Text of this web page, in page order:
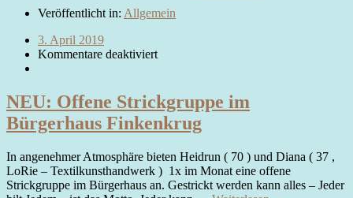
Veröffentlicht in: Allgemein
3. April 2019
Kommentare deaktiviert
NEU: Offene Strickgruppe im
Bürgerhaus Finkenkrug
In angenehmer Atmosphäre bieten Heidrun ( 70 ) und Diana ( 37 ,
LoRie – Textilkunsthandwerk ) 1x im Monat eine offene
Strickgruppe im Bürgerhaus an. Gestrickt werden kann alles – Jeder